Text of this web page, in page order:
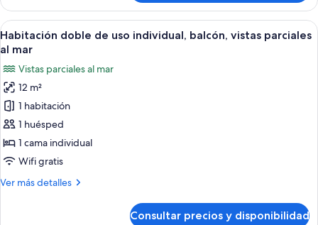
estándar
doble
de
uso
Abrir
todas
fotos
de
Habitación
doble
de
uso
balcón,
Ropa de cama de alta calidad,
6
Habitación doble de uso individual, balcón, vistas parciales
al mar
Vistas parciales al mar
12 m²
1 habitación
1 huésped
1 cama individual
Wifi gratis
Ver más detalles
Más
Consultar precios y disponibilidad